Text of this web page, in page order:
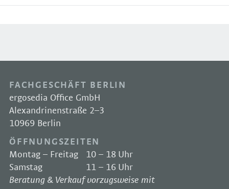
FACHGESCHÄFT BERLIN
ergosedia Office GmbH
Alexandrinenstraße 2–3
10969 Berlin
ÖFFNUNGSZEITEN
Montag – Freitag
10 – 18 Uhr
Samstag
11 – 16 Uhr
Beratung & Verkauf vorzugsweise mit